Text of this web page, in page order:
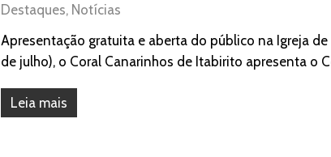
Destaques, Notícias
Apresentação gratuita e aberta do público na Igreja
de julho), o Coral Canarinhos de Itabirito apresenta o
Leia mais